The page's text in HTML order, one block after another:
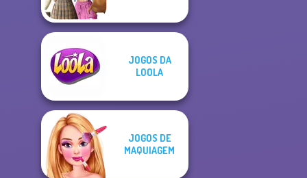
JOGOS DA
LOOLA
JOGOS DE
MAQUIAGEM